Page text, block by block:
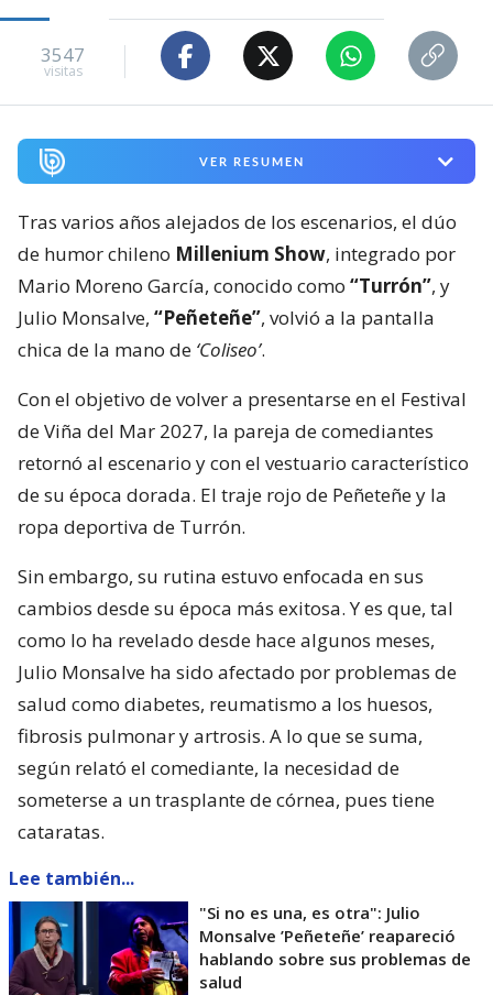
3547
visitas
VER RESUMEN
Tras varios años alejados de los escenarios, el dúo
de humor chileno Millenium Show, integrado por
Mario Moreno García, conocido como “Turrón”, y
Julio Monsalve, “Peñeteñe”, volvió a la pantalla
chica de la mano de ‘Coliseo’.
Con el objetivo de volver a presentarse en el Festival
de Viña del Mar 2027, la pareja de comediantes
retornó al escenario y con el vestuario característico
de su época dorada. El traje rojo de Peñeteñe y la
ropa deportiva de Turrón.
Sin embargo, su rutina estuvo enfocada en sus
cambios desde su época más exitosa. Y es que, tal
como lo ha revelado desde hace algunos meses,
Julio Monsalve ha sido afectado por problemas de
salud como diabetes, reumatismo a los huesos,
fibrosis pulmonar y artrosis. A lo que se suma,
según relató el comediante, la necesidad de
someterse a un trasplante de córnea, pues tiene
cataratas.
Lee también...
"Si no es una, es otra": Julio
Monsalve ’Peñeteñe’ reapareció
hablando sobre sus problemas de
salud